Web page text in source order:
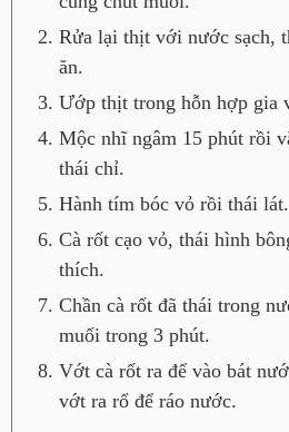
Rửa lại thịt với nước sạch,
ăn.
Ướp thịt trong hỗn hợp gia
Mộc nhĩ ngâm 15 phút rồi
thái chỉ.
Hành tím bóc vỏ rồi thái lát.
Cà rốt cạo vỏ, thái hình
thích.
Chần cà rốt đã thái trong
muối trong 3 phút.
Vớt cà rốt ra để vào bát
vớt ra rổ để ráo nước.